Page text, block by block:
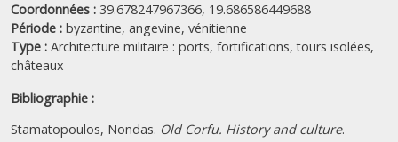
Coordonnées : 39.678247967366, 19.686586449688
Période : byzantine, angevine, vénitienne
Type : Architecture militaire : ports, fortifications, tours isolées,
châteaux
Bibliographie :
Stamatopoulos, Nondas. Old Corfu. History and culture.